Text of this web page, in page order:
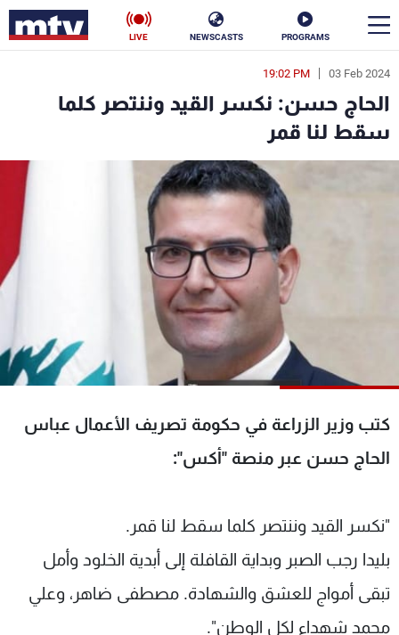
PROGRAMS
NEWSCASTS
LIVE
03 Feb 2024
19:02 PM
الحاج حسن: نكسر القيد وننتصر كلما
سقط لنا قمر
كتب وزير الزراعة في حكومة تصريف الأعمال عباس
الحاج حسن عبر منصة "أكس":
"نكسر القيد وننتصر كلما سقط لنا قمر.
بليدا رجب الصبر وبداية القافلة إلى أبدية الخلود وأمل
تبقى أمواج للعشق والشهادة. مصطفى ضاهر، وعلي
محمد شهداء لكل الوطن".
en
الأخبار
سياسة ناس
فن
رياضة
جدول البرامج
شاهد البرامج
الإنـتـاج
لاعلاناتكم
تواصل معنا
شروط الإسـتخدام
سياسة الخصوصية